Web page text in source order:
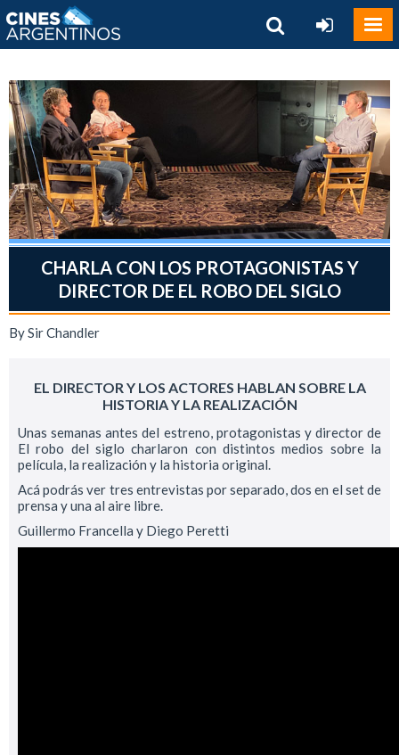
CHARLA CON LOS PROTAGONISTAS Y
DIRECTOR DE EL ROBO DEL SIGLO
By Sir Chandler
EL DIRECTOR Y LOS ACTORES HABLAN SOBRE LA
HISTORIA Y LA REALIZACIÓN
Unas semanas antes del estreno, protagonistas y director de
El robo del siglo charlaron con distintos medios sobre la
película, la realización y la historia original.
Acá podrás ver tres entrevistas por separado, dos en el set de
prensa y una al aire libre.
Guillermo Francella y Diego Peretti